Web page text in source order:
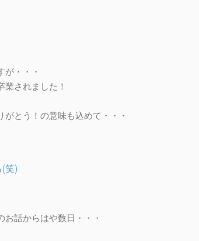
が・・・
されました！
とう！の意味も込めて・・・
笑)
話からはや数日・・・